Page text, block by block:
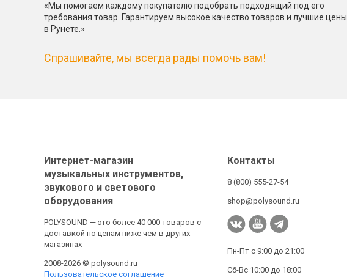
«Мы помогаем каждому покупателю подобрать подходящий под его
требования товар. Гарантируем высокое качество товаров и лучшие цены
в Рунете.»
Спрашивайте, мы всегда рады помочь вам!
Интернет-магазин
музыкальных инструментов,
звукового и светового
оборудования
POLYSOUND — это более 40 000 товаров с
доставкой по ценам ниже чем в других
магазинах
2008-2026 © polysound.ru
Пользовательское соглашение
Контакты
8 (800) 555-27-54
shop@polysound.ru
Пн-Пт с 9:00 до 21:00
Сб-Вс 10:00 до 18:00